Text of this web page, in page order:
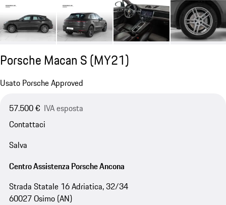
Porsche Macan S (MY21)
Usato Porsche Approved
57.500 € IVA esposta
Contattaci
Salva
Centro Assistenza Porsche Ancona
Strada Statale 16 Adriatica, 32/34
60027 Osimo (AN)